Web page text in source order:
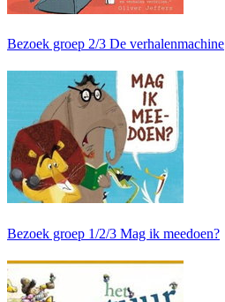
Bezoek groep 2/3 De verhalenmachine
Bezoek groep 1/2/3 Mag ik meedoen?